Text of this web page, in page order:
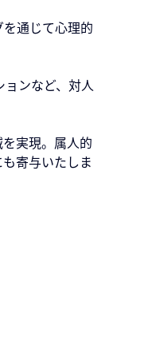
通じて心理的
ンなど、対人
実現。属人的
寄与いたしま